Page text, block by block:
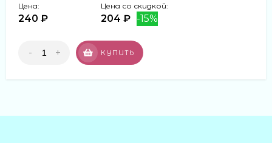
Цена:
240 ₽
Цена со скидкой:
204 ₽ -15%
- + КУПИТЬ